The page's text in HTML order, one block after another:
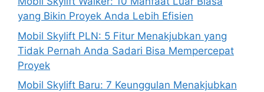
yang Bikin Proyek Anda Lebih Efisien
Mobil Skylift PLN: 5 Fitur Menakjubkan yang
Tidak Pernah Anda Sadari Bisa Mempercepat
Proyek
Mobil Skylift Baru: 7 Keunggulan Menakjubkan